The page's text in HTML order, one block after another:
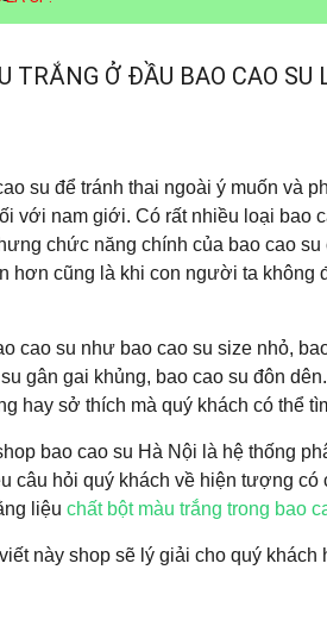
TRẮNG Ở ĐẦU BAO CAO SU
su để tránh thai ngoài ý muốn và
với nam giới. Có rất nhiều loại bao
chức năng chính của bao cao
hơn cũng là khi con người ta
cao su như bao cao su size nhỏ,
gân gai khủng, bao cao su đôn
hay sở thích mà quý khách có thể
bao cao su Hà Nội là hệ thống
câu hỏi quý khách về hiện tượng
liệu chất bột màu trắng trong bao
này shop sẽ lý giải cho quý